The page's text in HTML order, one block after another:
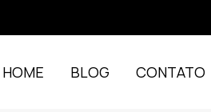
BLOG CONTATO